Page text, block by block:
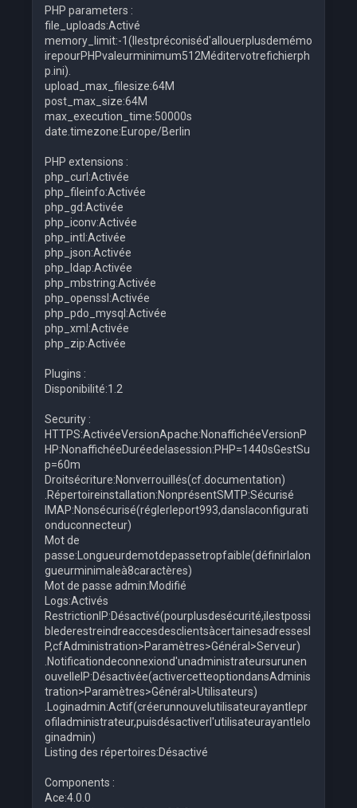
PHP parameters :
file_uploads:Activé
memory_limit:-1(Ilestpréconiséd'allouerplusdemémo
irepourPHPvaleurminimum512Méditervotrefichierph
p.ini).
upload_max_filesize:64M
post_max_size:64M
max_execution_time:50000s
date.timezone:Europe/Berlin
PHP extensions :
php_curl:Activée
php_fileinfo:Activée
php_gd:Activée
php_iconv:Activée
php_intl:Activée
php_json:Activée
php_ldap:Activée
php_mbstring:Activée
php_openssl:Activée
php_pdo_mysql:Activée
php_xml:Activée
php_zip:Activée
Plugins :
Disponibilité:1.2
Security :
HTTPS:ActivéeVersionApache:NonaffichéeVersionP
HP:NonaffichéeDuréedelasession:PHP=1440sGestSu
p=60m
Droitsécriture:Nonverrouillés(cf.documentation)
.Répertoireinstallation:NonprésentSMTP:Sécurisé
IMAP:Nonsécurisé(réglerleport993,danslaconfigurati
onduconnecteur)
Mot de
passe:Longueurdemotdepassetropfaible(définirlalon
gueurminimaleà8caractères)
Mot de passe admin:Modifié
Logs:Activés
RestrictionIP:Désactivé(pourplusdesécurité,ilestpossi
blederestreindreaccesdesclientsàcertainesadressesI
P,cfAdministration>Paramètres>Général>Serveur)
.Notificationdeconnexiond'unadministrateursurunen
ouvelleIP:Désactivée(activercetteoptiondansAdminis
tration>Paramètres>Général>Utilisateurs)
.Loginadmin:Actif(créerunnouvelutilisateurayantlepr
ofiladministrateur,puisdésactiverl'utilisateurayantlelo
ginadmin)
Listing des répertoires:Désactivé
Components :
Ace:4.0.0